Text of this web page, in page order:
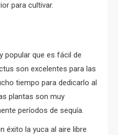
para cultivar.
popular que es fácil de
son excelentes para las
tiempo para dedicarlo al
plantas son muy
períodos de sequía.
éxito la yuca al aire libre